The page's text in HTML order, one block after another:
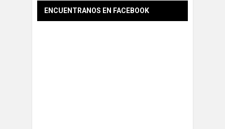
ENCUENTRANOS EN FACEBOOK